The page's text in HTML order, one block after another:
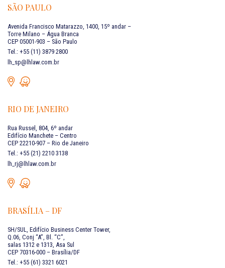
SÃO PAULO
Avenida Francisco Matarazzo, 1400, 15º andar –
Torre Milano – Água Branca
CEP 05001-903 – São Paulo
Tel.: +55 (11) 3879 2800
lh_sp@lhlaw.com.br
RIO DE JANEIRO
Rua Russel, 804, 6º andar
Edifício Manchete – Centro
CEP 22210-907 – Rio de Janeiro
Tel.: +55 (21) 2210 3138
lh_rj@lhlaw.com.br
BRASÍLIA – DF
SH/SUL, Edifício Business Center Tower,
Q.06, Conj “A”, Bl. “C”,
salas 1312 e 1313, Asa Sul
CEP 70316-000 – Brasília/DF
Tel.: +55 (61) 3321 6021